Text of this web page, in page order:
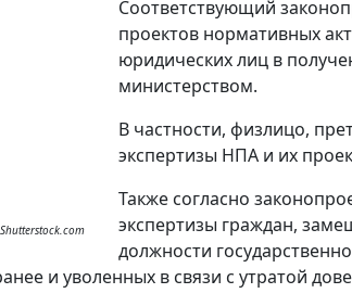
Соответствующий
проектов нормативных
юридических лиц в
министерством.
В частности, физлицо,
экспертизы НПА и их
Также согласно
экспертизы граждан,
должности
и уволенных в связи с утратой